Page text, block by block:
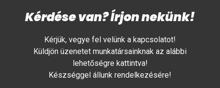
Kérdése van? Írjon nekünk!
Kérjük, vegye fel velünk a kapcsolatot!
Küldjön üzenetet munkatársainknak az alábbi
lehetőségre kattintva!
Készséggel állunk rendelkezésére!